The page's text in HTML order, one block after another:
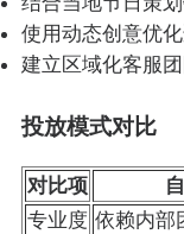
使用动态创意优
建立区域化客服
投放模式对比
对比项
专业度 依赖内部